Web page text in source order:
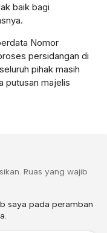
baik bagi
Nomor
persidangan di
pihak masih
putusan majelis
Ruas yang wajib
saya pada peramban